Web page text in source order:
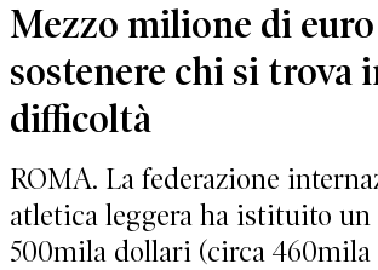
Mezzo milione di
sostenere chi si trova
difficoltà
ROMA. La federazione
atletica leggera ha istituito
500mila dollari (circa 460mila